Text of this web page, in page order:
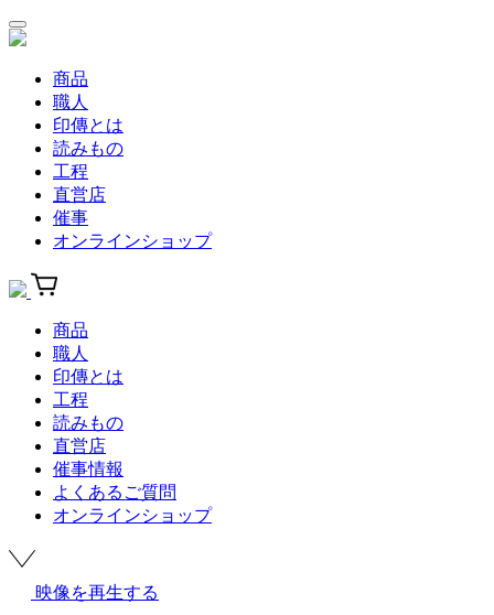
商品
職人
印傳とは
読みもの
工程
直営店
催事
オンラインショップ
商品
職人
印傳とは
工程
読みもの
直営店
催事情報
よくあるご質問
オンラインショップ
映像を再生する